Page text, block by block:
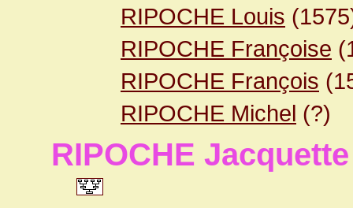
RIPOCHE Louis
RIPOCHE Françoise
RIPOCHE François
RIPOCHE Michel (?)
RIPOCHE Jacquette